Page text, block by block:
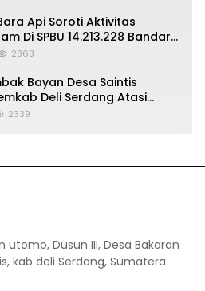
Api Soroti Aktivitas
Di SPBU 14.213.228 Bandar
2868
Bayan Desa Saintis
Deli Serdang Atasi
2339
utomo, Dusun III, Desa Bakaran
kab deli Serdang, Sumatera